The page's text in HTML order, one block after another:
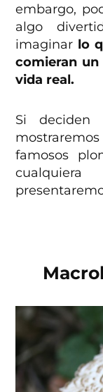
embargo,
algo
imaginar lo
comieran
vida real.
Si deciden
famosos